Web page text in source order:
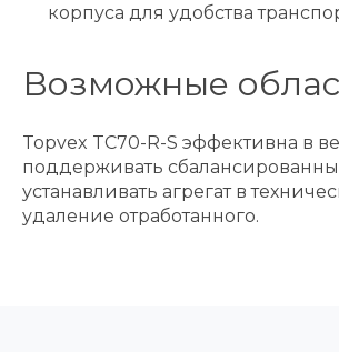
корпуса для удобства
Возможные
Topvex TC70-R-S эффективна в
поддерживать
устанавливать агрегат в
удаление отработанного.